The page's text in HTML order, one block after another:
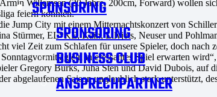
SPONSORING
SPONSORING
BUSINESS CLUB
ANSPRECHPARTNER
Willemsen (20 Jahre, 200cm, Forward) wollen
feiern konnten.
Jump City mit einem Mitternachtskonzert von
Stürmer, EL*KE, Kain, Lilyjets, Neuser und
viel Zeit zum Schlafen für unsere Spieler, doch
Sonntagvormittag ein interessantes Spiel erwarten
Gregory Burks, Juha Sten und David Dubois,
abgelaufenen Saison unglaublich stark unterstützt,